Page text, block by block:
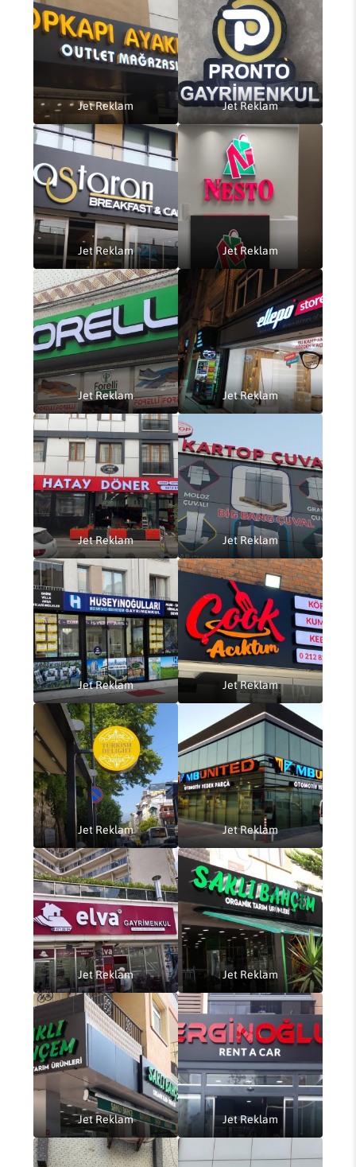
Jet Reklam Jet Reklam
Jet Reklam Jet Reklam
Jet Reklam Jet Reklam
Jet Reklam Jet Reklam
Jet Reklam Jet Reklam
Jet Reklam Jet Reklam
Jet Reklam Jet Reklam
Jet Reklam Jet Reklam